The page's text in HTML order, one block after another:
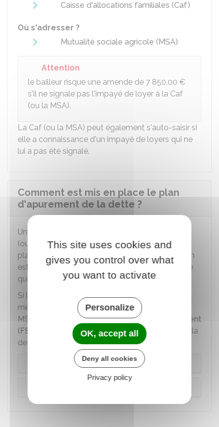
Caisse d'allocations familiales (Caf)
Où s'adresser ?
Mutualité sociale agricole (MSA)
Attention
le bailleur risque une amende de 7 850,00 €
s'il ne signale pas l'impayé de loyer à la Caf
(ou la MSA).
La Caf (ou la MSA) peut également s'auto-saisir si
elle a connaissance d'un impayé de loyers qui ne
lui a pas été signalé.
Comment est mis en place le plan
d'apurement de la dette ?
Une fois que le bailleur a signalé l'impayé, la Caf
(ou la MSA) demande au bailleur de mettre en
place un
plan d'apurement de la dette. Ce plan
est un échéancier du remboursement de la dette
que le bailleur met en place avec le locataire.
Si le bailleur ne respecte pas son obligation de
mettre en place un plan d'apurement, la Caf (ou
MSA) saisit le
fonds de solidarité pour le logement
(FSL)
pour qu'il fasse unplan d'apurement
de la
dette.
En cas de plan d'apurement du bailleur
This site uses cookies and
gives you control over what
you want to activate
Personalize
OK, accept all
Deny all cookies
Privacy policy